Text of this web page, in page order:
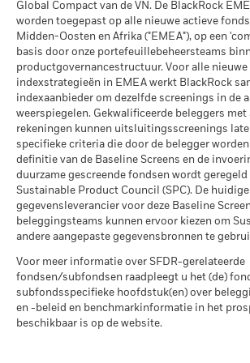
valutaschommelingen als uw belegging
andere valuta dan die gebruikt in de
prestaties in het verleden. Bron: Blackrock
Publicatie van de netto-inventariswaarde:
www.blackrock.com/be, De Tijd,
voor klachten over dit fonds contact op te
BlackRock op het nummer 02 402 49 00, of
sturen naar belux@blackrock.com.Voor uw
telefoongesprekken doorgaans
contact opnemen met de Consumer
informatie vindt u op
http://
MSCI Gewogen Gemiddelde
Koolstofintensiteit (ton CO2-
eq/$ miljoen OMZET)
per 17/jul/2026
MSCI ESG % Dekking
per 17/jul/2026
MSCI ESG-kwaliteitsscore –
Percentiel peer
per 17/jul/2026
Fondsen in peergroup
per 17/jul/2026
MSCI Gewogen Gemiddelde
Koolstofintensiteit % Dekking
Alle data komen van MSCI ESG Fund
17/jul/2026, op basis van posities per 31/
duurzaamheidskenmerken van het fonds
Betrokkenheid van
bedrijfsleven Dekking
per 30/jun/2026
Percentage niet-gedekt
Fonds
per 30/jun/2026
De blootstellingen van BlackRock inzake
het bedrijfsleven, zoals hierboven
Ketelkool en Oliezand, worden berekend en
voor bedrijven die meer dan 5% van hun
genereren uit ketelkool of oliezand zoals
inkomsten genereren uit ketelkool of
inkomstendrempel van 0%), zoals bepaald
Research, geldt het volgende: voor
oliezand 0,03%.
Global Compact van de VN. De BlackRock
worden toegepast op alle nieuwe actieve
Midden-Oosten en Afrika ("EMEA"), op een
basis door onze portefeuillebeheersteams
productgovernancestructuur. Voor alle nieuwe
indexstrategieën in EMEA werkt BlackRock
indexaanbieder om dezelfde screenings in de
weerspiegelen. Gekwalificeerde beleggers
rekeningen kunnen uitsluitingsscreenings
specifieke criteria die door de belegger worden
definitie van de Baseline Screens en de
duurzame gescreende fondsen wordt geregeld
Sustainable Product Council (SPC). De
gegevensleverancier voor deze Baseline
beleggingsteams kunnen ervoor kiezen om
andere aangepaste gegevensbronnen te
Voor meer informatie over SFDR-gerelateerde
fondsen/subfondsen raadpleegt u het (de)
subfondsspecifieke hoofdstuk(en) over
en -beleid en benchmarkinformatie in het
beschikbaar is op de website.